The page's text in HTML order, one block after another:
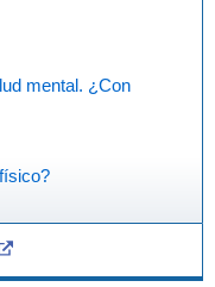
mental. ¿Con